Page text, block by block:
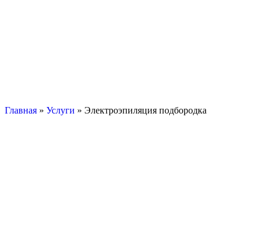
Главная » Услуги » Электроэпиляция подбородка